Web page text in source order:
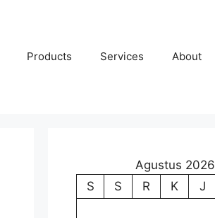
Products Services About
Agustus 2026
S
S R K J